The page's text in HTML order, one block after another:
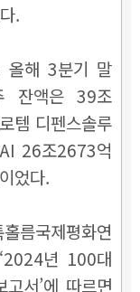
.
올해 3분기 말
잔액은 39조
템 디펜스솔루
26조2673억
었다.
름국제평화연
년 100대
서’에 따르면